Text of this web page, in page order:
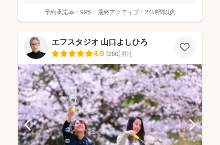
予約承諾率： 99% 最終アクティブ： 24時間以内
エフスタジオ 山口よしひろ
4.9 (280)男性